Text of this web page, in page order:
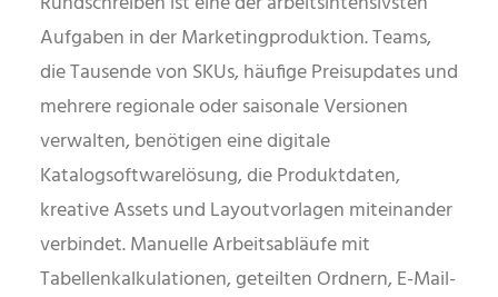
Aufgaben in der Marketingproduktion. Teams,
die Tausende von SKUs, häufige Preisupdates und
mehrere regionale oder saisonale Versionen
verwalten, benötigen eine digitale
Katalogsoftwarelösung, die Produktdaten,
kreative Assets und Layoutvorlagen miteinander
verbindet. Manuelle Arbeitsabläufe mit
Tabellenkalkulationen, geteilten Ordnern, E-Mail-